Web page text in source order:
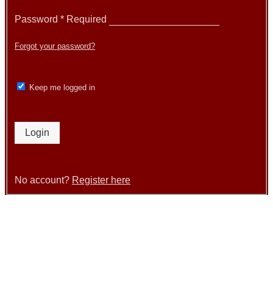
Password * Required
Forgot your password?
Keep me logged in
Login
No account? Register here